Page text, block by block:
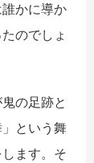
かに導か
のでしょ
の足跡と
という舞
ます。そ